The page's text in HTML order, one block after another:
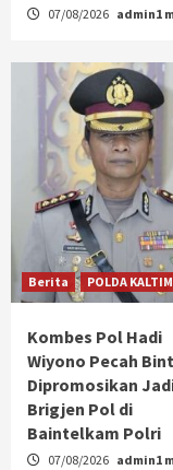
07/08/2026 admin1
Berita POLDA KALTIM
Kombes Pol Hadi
Wiyono Pecah
Dipromosikan
Brigjen Pol di
Baintelkam Polri
07/08/2026 admin1